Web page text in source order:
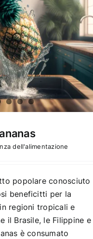
dell'alimentazione
popolare conosciuto
beneficitti per la
regioni tropicali e
il Brasile, le Filippine e
è consumato